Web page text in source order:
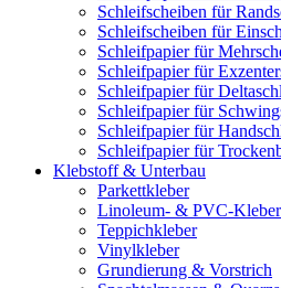
Schleifscheiben für
Schleifscheiben für
Schleifpapier für
Schleifpapier für
Schleifpapier für
Schleifpapier für
Schleifpapier für
Schleifpapier für
Klebstoff & Unterbau
Parkettkleber
Linoleum- & PVC-Kleber
Teppichkleber
Vinylkleber
Grundierung & Vorstrich